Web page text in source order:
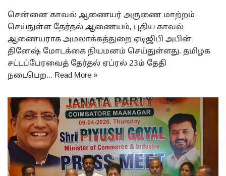
சென்னை காவல் ஆணையர் அருணை மாற்றம்
செய்துள்ள தேர்தல் ஆணையம், புதிய காவல்
ஆணையராக அமலாக்கத்துறை ஏடிஜிபி அபின்
தினேஷ் மோடக்கை நியமனம் செய்துள்ளது. தமிழக
சட்டப்பேரவைத் தேர்தல் ஏப்ரல் 23ம் தேதி
நடைபெற… Read More »